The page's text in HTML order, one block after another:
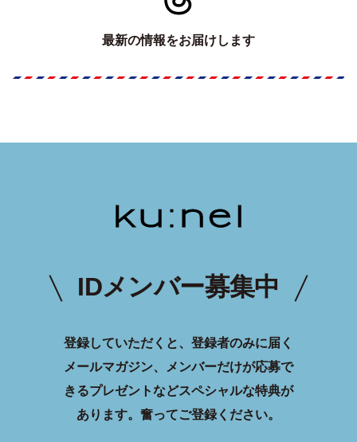
最新の情報をお届けします
IDメンバー募集中
登録していただくと、登録者のみに届く
メールマガジン、メンバーだけが応募で
きるプレゼントなどスペシャルな特典が
あります。 奮ってご登録ください。